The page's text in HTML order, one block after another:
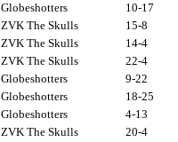
Globeshotters 10-17
ZVK The Skulls 15-8
ZVK The Skulls 14-4
ZVK The Skulls 22-4
Globeshotters 9-22
Globeshotters 18-25
Globeshotters 4-13
ZVK The Skulls 20-4